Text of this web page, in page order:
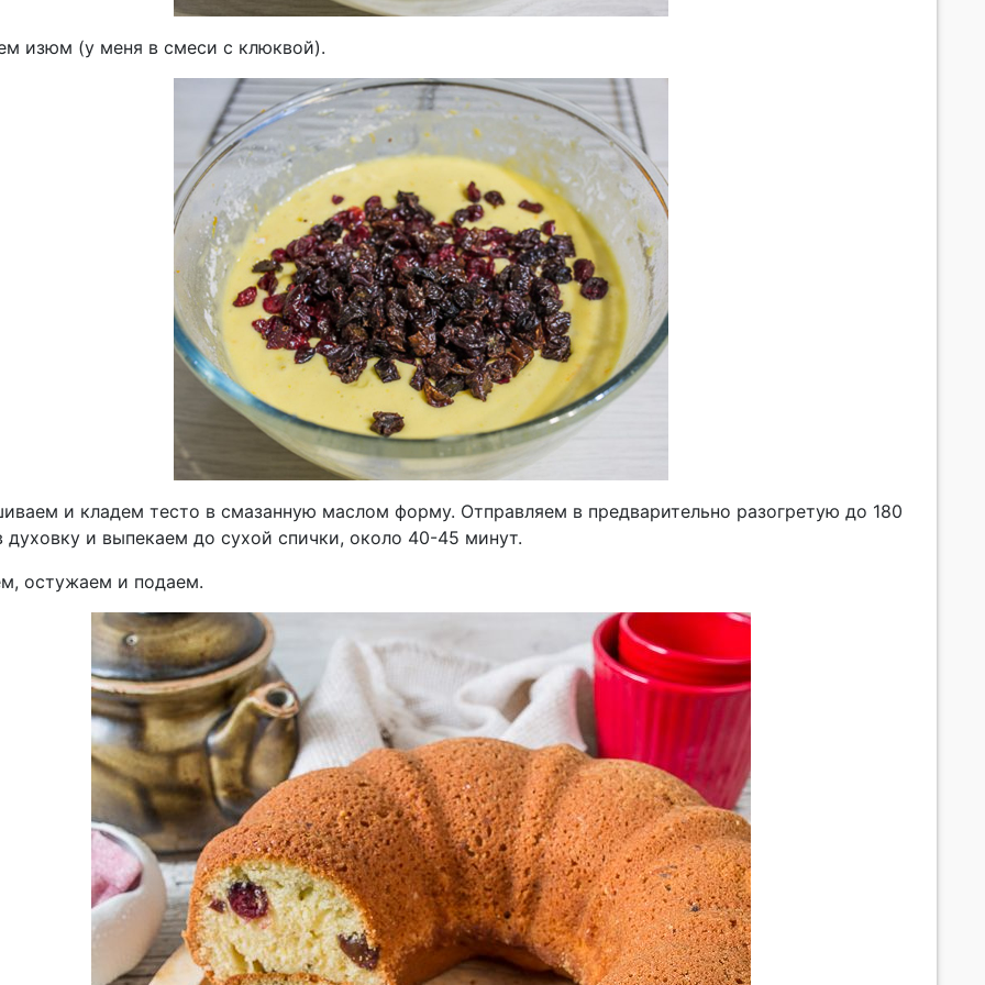
изюм (у меня в смеси с клюквой).
и кладем тесто в смазанную маслом форму. Отправляем в предварительно разогретую до 180
духовку и выпекаем до сухой спички, около 40-45 минут.
остужаем и подаем.